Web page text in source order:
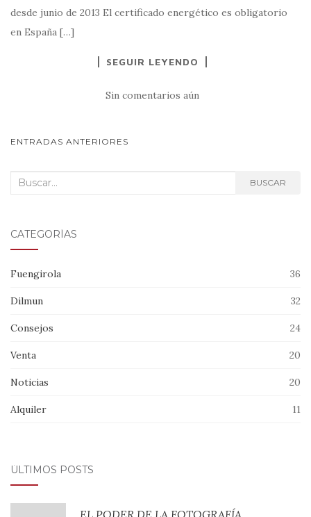
desde junio de 2013 El certificado energético es obligatorio
en España […]
SEGUIR LEYENDO
Sin comentarios aún
NAVEGACIÓN
POSTS
ENTRADAS ANTERIORES
Buscar: BUSCAR
CATEGORÍAS
Fuengirola 36
Dilmun 32
Consejos 24
Venta 20
Noticias 20
Alquiler 11
ÚLTIMOS POSTS
EL PODER DE LA FOTOGRAFÍA